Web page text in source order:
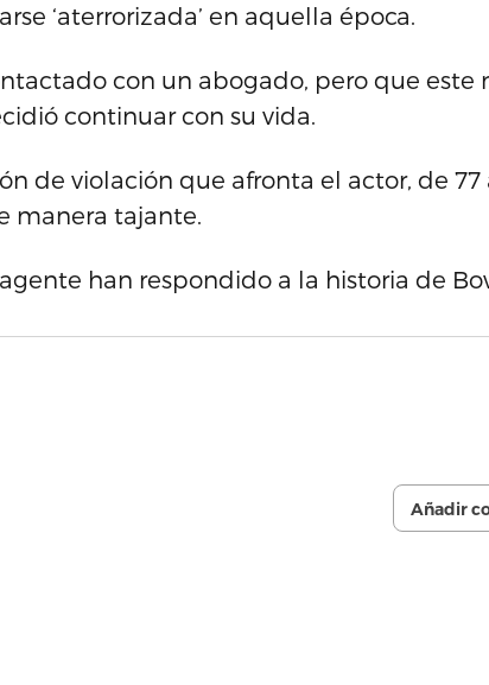
‘aterrorizada’ en aquella época.
con un abogado, pero que este
continuar con su vida.
de violación que afronta el actor, de 77
manera tajante.
han respondido a la historia de
Añadir